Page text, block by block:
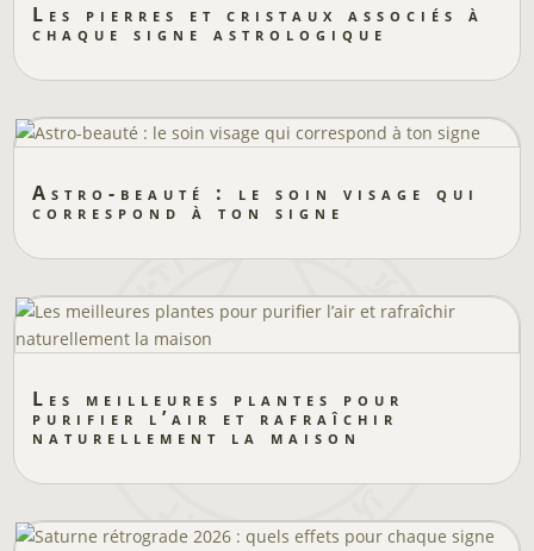
Les pierres et cristaux associés à
chaque signe astrologique
Astro-beauté : le soin visage qui
correspond à ton signe
Les meilleures plantes pour
purifier l’air et rafraîchir
naturellement la maison